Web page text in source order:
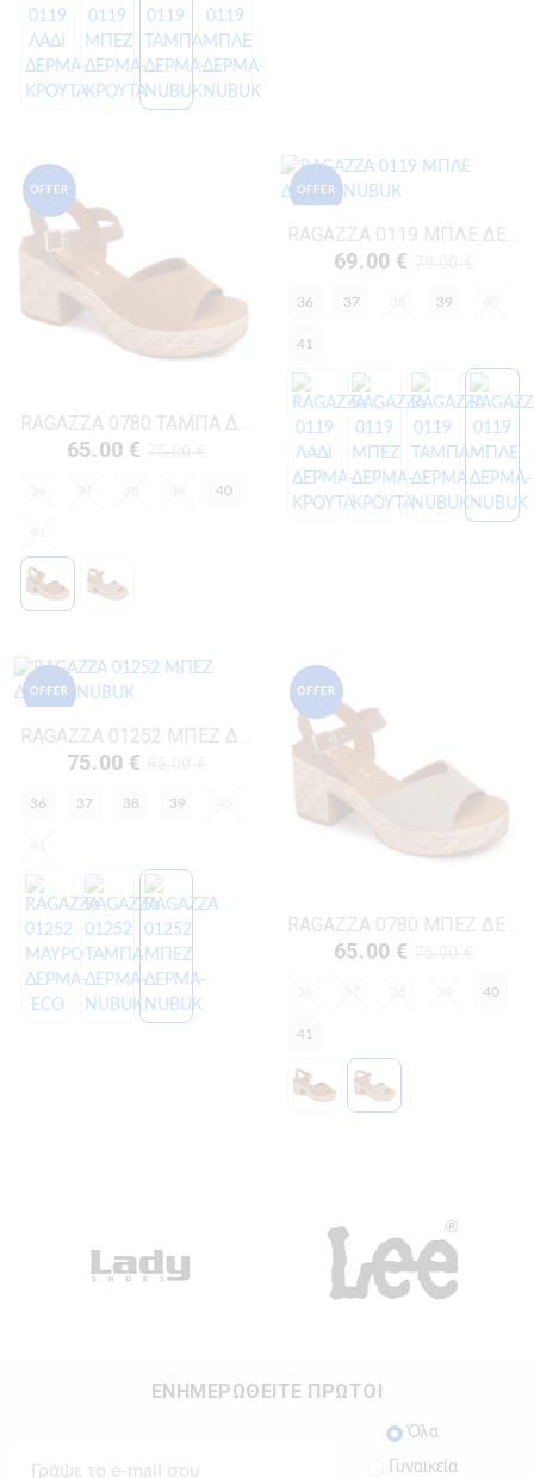
OFFER
RAGAZZA 0780 ΤΑΜΠΑ ΔΕΡΜΑ-NUBUK
65.00 €
40
OFFER
RAGAZZA 0119 ΜΠΛΕ ΔΕΡΜΑ-NUBUK
69.00 €
36 37 39
41
OFFER
75.00 €
36 37 38 39
OFFER
65.00 €
40
41
ΕΝΗΜΕΡΩΘΕΙΤΕ ΠΡΩΤΟΙ
Όλα
Γυναικεία